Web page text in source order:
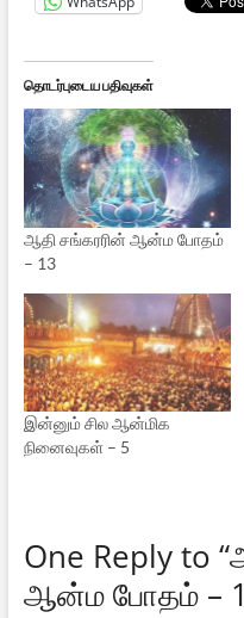
தொடர்புடைய பதிவுகள்
ஆதி சங்கரரின் ஆன்ம போதம்
– 13
இன்னும் சில ஆன்மிக
நினைவுகள் – 5
One Reply to
ஆன்ம போதம் –